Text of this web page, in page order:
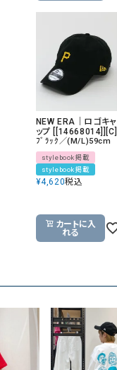
NEW ERA｜ロゴキャ
ップ [[14668014]][C]
ﾌﾞﾗｯｸ／(M/L)59cm
stylebook掲載
stylebook掲載
¥4,620税込
カートに入
れる